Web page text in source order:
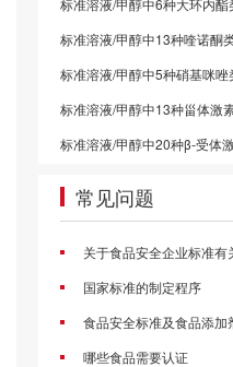
标准溶液/水中乙醇等5种混标-
标准溶液/水中乙醇等5种混标
标准溶液/水中乙醇等5种混标-
标准溶液/水中乙醇等5种混标
常见问题
关于食品安全企业标准有
国家标准的制定程序
食品安全标准及食品添加
哪些食品需要认证